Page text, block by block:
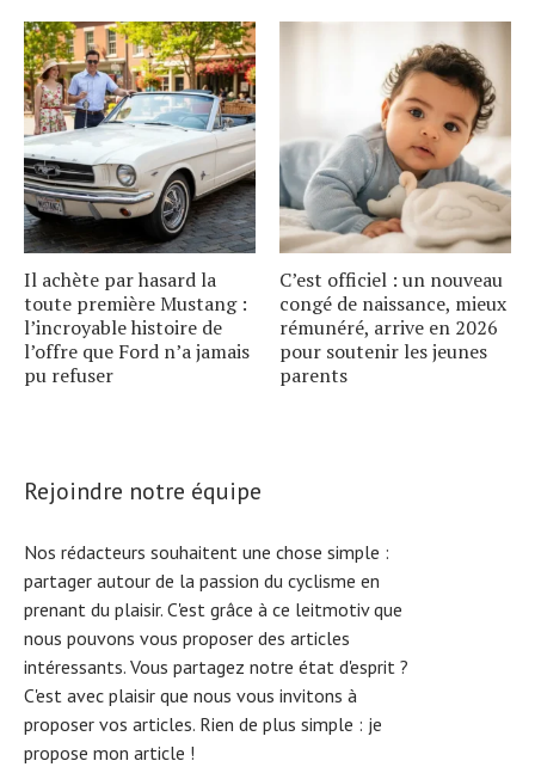
Il achète par hasard la
toute première Mustang :
l’incroyable histoire de
l’offre que Ford n’a jamais
pu refuser
C’est officiel : un nouveau
congé de naissance, mieux
rémunéré, arrive en 2026
pour soutenir les jeunes
parents
Rejoindre notre équipe
Nos rédacteurs souhaitent une chose simple :
partager autour de la passion du cyclisme en
prenant du plaisir. C'est grâce à ce leitmotiv que
nous pouvons vous proposer des articles
intéressants. Vous partagez notre état d'esprit ?
C'est avec plaisir que nous vous invitons à
proposer vos articles. Rien de plus simple : je
propose mon article !